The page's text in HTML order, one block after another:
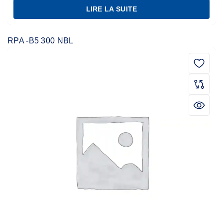
LIRE LA SUITE
RPA -B5 300 NBL